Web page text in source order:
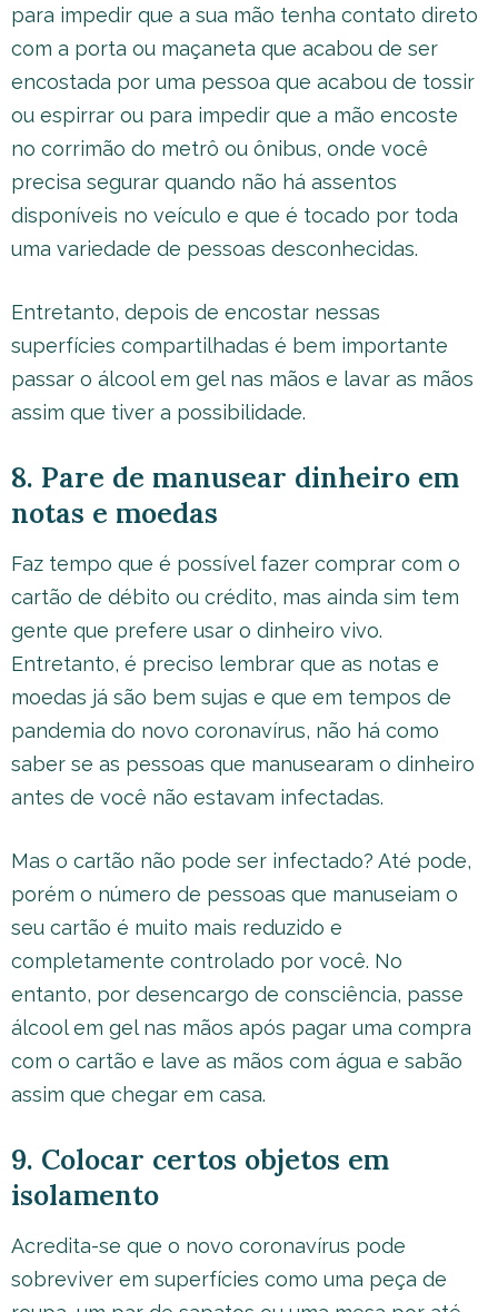
para impedir que a sua mão tenha contato direto
com a porta ou maçaneta que acabou de ser
encostada por uma pessoa que acabou de tossir
ou espirrar ou para impedir que a mão encoste
no corrimão do metrô ou ônibus, onde você
precisa segurar quando não há assentos
disponíveis no veículo e que é tocado por toda
uma variedade de pessoas desconhecidas.
Entretanto, depois de encostar nessas
superfícies compartilhadas é bem importante
passar o álcool em gel nas mãos e lavar as mãos
assim que tiver a possibilidade.
8. Pare de manusear dinheiro em
notas e moedas
Faz tempo que é possível fazer comprar com o
cartão de débito ou crédito, mas ainda sim tem
gente que prefere usar o dinheiro vivo.
Entretanto, é preciso lembrar que as notas e
moedas já são bem sujas e que em tempos de
pandemia do novo coronavírus, não há como
saber se as pessoas que manusearam o dinheiro
antes de você não estavam infectadas.
Mas o cartão não pode ser infectado? Até pode,
porém o número de pessoas que manuseiam o
seu cartão é muito mais reduzido e
completamente controlado por você. No
entanto, por desencargo de consciência, passe
álcool em gel nas mãos após pagar uma compra
com o cartão e lave as mãos com água e sabão
assim que chegar em casa.
9. Colocar certos objetos em
isolamento
Acredita-se que o novo coronavírus pode
sobreviver em superfícies como uma peça de